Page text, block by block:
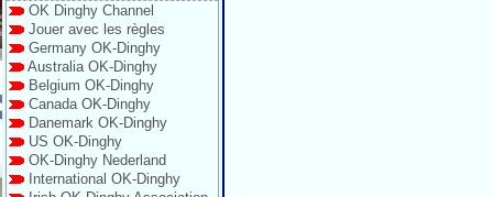
OK Dinghy Channel
Jouer avec les règles
Germany OK-Dinghy
Australia OK-Dinghy
Belgium OK-Dinghy
Canada OK-Dinghy
Danemark OK-Dinghy
US OK-Dinghy
OK-Dinghy Nederland
International OK-Dinghy